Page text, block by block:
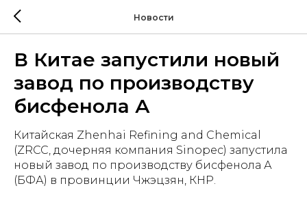
Новости
В Китае запустили новый
завод по производству
бисфенола А
Китайская Zhenhai Refining and Chemical
(ZRCC, дочерняя компания Sinopec) запустила
новый завод по производству бисфенола А
(БФА) в провинции Чжэцзян, КНР.